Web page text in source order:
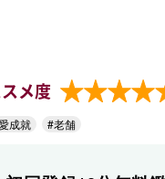
メ度
成就 #老舗